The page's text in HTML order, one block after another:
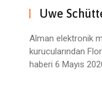
Uwe
Alman elektronik
kurucularından
haberi 6 Mayıs